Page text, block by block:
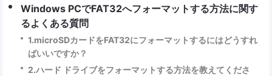
Windows PCでFAT32へフォーマットする方法に関す
るよくある質問
1.microSDカードをFAT32にフォーマットするにはどうすれ
ばいいですか？
2.ハード ドライブをフォーマットする方法を教えてくださ